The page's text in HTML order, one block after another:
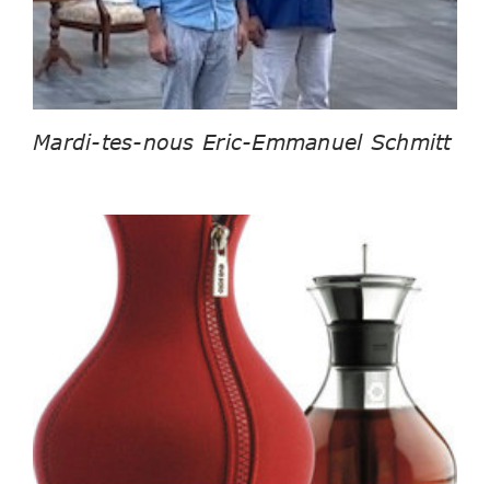
Mardi-tes-nous Eric-Emmanuel Schmitt